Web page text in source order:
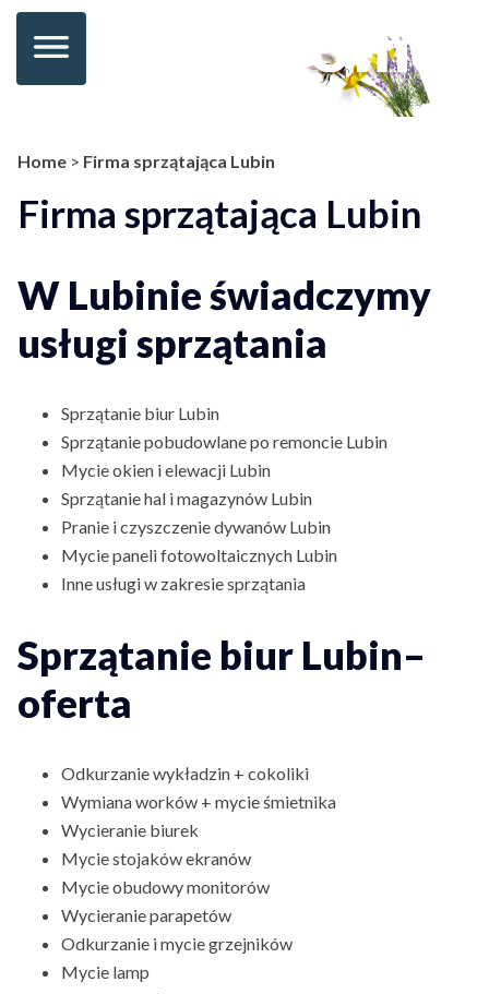
Home > Firma sprzątająca Lubin
Firma sprzątająca Lubin
W Lubinie świadczymy
usługi sprzątania
Sprzątanie biur Lubin
Sprzątanie pobudowlane po remoncie Lubin
Mycie okien i elewacji Lubin
Sprzątanie hal i magazynów Lubin
Pranie i czyszczenie dywanów Lubin
Mycie paneli fotowoltaicznych Lubin
Inne usługi w zakresie sprzątania
Sprzątanie biur Lubin–
oferta
Odkurzanie wykładzin + cokoliki
Wymiana worków + mycie śmietnika
Wycieranie biurek
Mycie stojaków ekranów
Mycie obudowy monitorów
Wycieranie parapetów
Odkurzanie i mycie grzejników
Mycie lamp